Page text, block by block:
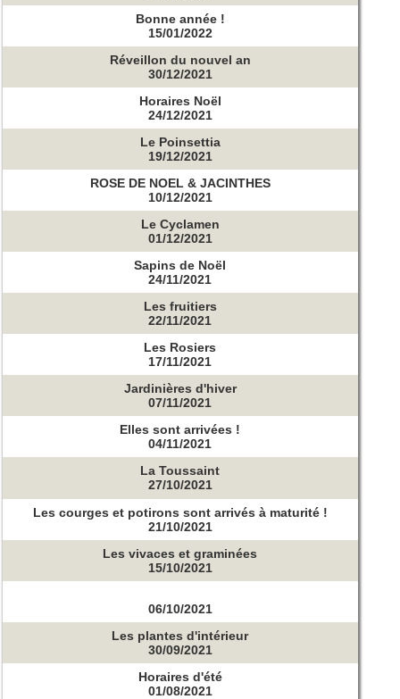
Bonne année !
15/01/2022
Réveillon du nouvel an
30/12/2021
Horaires Noël
24/12/2021
Le Poinsettia
19/12/2021
ROSE DE NOEL & JACINTHES
10/12/2021
Le Cyclamen
01/12/2021
Sapins de Noël
24/11/2021
Les fruitiers
22/11/2021
Les Rosiers
17/11/2021
Jardinières d'hiver
07/11/2021
Elles sont arrivées !
04/11/2021
La Toussaint
27/10/2021
Les courges et potirons sont arrivés à maturité !
21/10/2021
Les vivaces et graminées
15/10/2021
06/10/2021
Les plantes d'intérieur
30/09/2021
Horaires d'été
01/08/2021